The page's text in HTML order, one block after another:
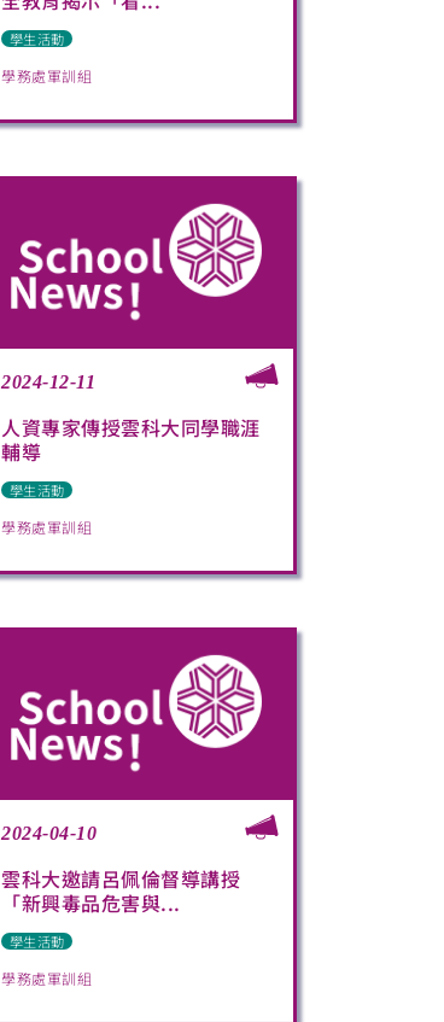
學生活動
學務處軍訓組
2024-12-11
人資專家傳授雲科大同學職涯
輔導
學生活動
學務處軍訓組
2024-04-10
雲科大邀請呂佩倫督導講授
「新興毒品危害與...
學生活動
學務處軍訓組